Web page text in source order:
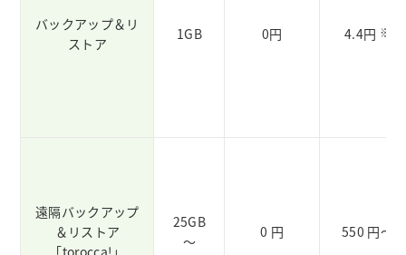
バックアップ＆リ
ストア
1GB 0円 4.4円 ※
遠隔バックアップ
＆リストア
25GB
～
0 円 550 円～